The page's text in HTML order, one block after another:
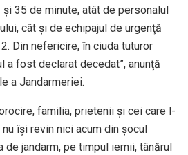
35 de minute, atât de personalul
cât şi de echipajul de urgenţă
Din nefericire, în ciuda tuturor
a fost declarat decedat”, anunţă
a Jandarmeriei.
familia, prietenii și cei care l-
își revin nici acum din șocul
jandarm, pe timpul iernii, tânărul